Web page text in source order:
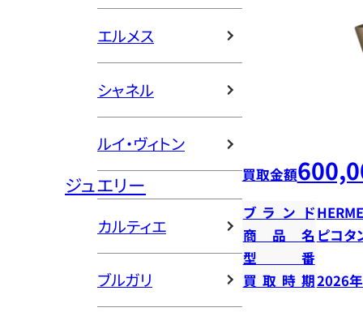
エルメス
シャネル
ルイ・ヴィトン
ジュエリー
カルティエ
ブルガリ
買取金額
ブランド
商品名 ピコタ
型番
買取時期2026